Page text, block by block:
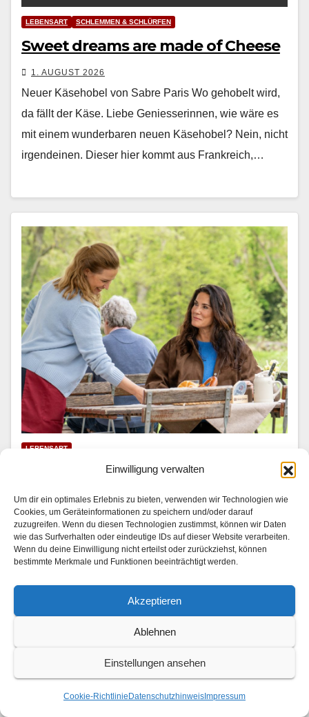
Einwilligung verwalten
Um dir ein optimales Erlebnis zu bieten, verwenden wir Technologien wie
Cookies, um Geräteinformationen zu speichern und/oder darauf
zuzugreifen. Wenn du diesen Technologien zustimmst, können wir Daten
wie das Surfverhalten oder eindeutige IDs auf dieser Website verarbeiten.
Wenn du deine Einwilligung nicht erteilst oder zurückziehst, können
bestimmte Merkmale und Funktionen beeinträchtigt werden.
Akzeptieren
Ablehnen
Einstellungen ansehen
Cookie-Richtlinie Datenschutzhinweis Impressum
LEBENSART SCHLEMMEN & SCHLÜRFEN
Sweet dreams are made of Cheese
1. AUGUST 2026
Neuer Käsehobel von Sabre Paris Wo geho­belt wird,
da fällt der Käse. Liebe Geniesserin­nen, wie wäre es
mit einem wun­der­baren neuen Käse­ho­bel? Nein, nicht
irgen­deinen. Dieser hier kommt aus Frankre­ich,…
LEBENSART
Mariella Ahrens wird Hotelkritikerin
31. JULI 2026
In “Die Landarztpraxis — Team Sonnenhof” | SAT.1 am
3. und 4. August 2026 Im Son­nen­hof checkt ein ganz
beson­der­er Gast ein: Mariel­la Ahrens (“GZSZ”, “Der